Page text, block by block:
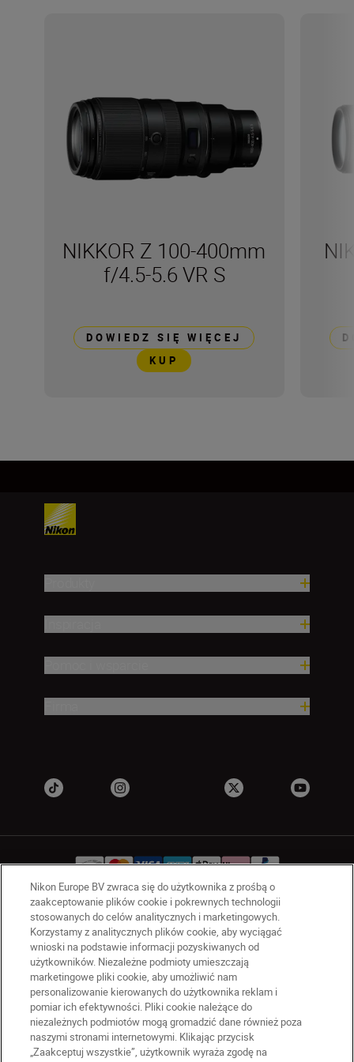
NIKKOR Z 100-400mm
f/4.5-5.6 VR S
DOWIEDZ SIĘ WIĘCEJ
KUP
PL Nikon Sites
Skontaktuj się z nami
Oświadczenie dotyczące prywatności
Warunki użytkowania
Warunki korzystania z Nikon Store
Komunikat dotyczący plików cookie
Dostępność
Ustawienia plików cookie
© 2026 Nikon
Nikon Europe BV zwraca się do użytkownika z prośbą o
zaakceptowanie plików cookie i pokrewnych technologii
stosowanych do celów analitycznych i marketingowych.
Korzystamy z analitycznych plików cookie, aby wyciągać
wnioski na podstawie informacji pozyskiwanych od
użytkowników. Niezależne podmioty umieszczają
marketingowe pliki cookie, aby umożliwić nam
personalizowanie kierowanych do użytkownika reklam i
pomiar ich efektywności. Pliki cookie należące do
niezależnych podmiotów mogą gromadzić dane również poza
naszymi stronami internetowymi. Klikając przycisk
„Zaakceptuj wszystkie”, użytkownik wyraża zgodę na